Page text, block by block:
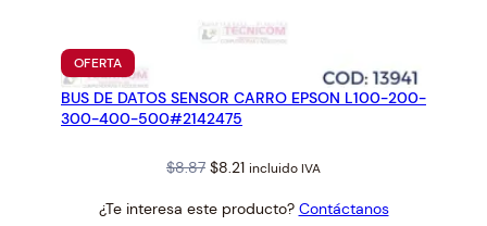
OFERTAPRODUCTO
EN
OFERTA
BUS DE DATOS SENSOR CARRO EPSON L100-200-
300-400-500#2142475
$8.87 Original
was:
$8.21Current
is:
incluido IVA
¿Te interesa este producto? Contáctanos